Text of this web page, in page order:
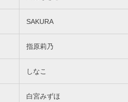
SAKURA
指原莉乃
しなこ
白宮みずほ